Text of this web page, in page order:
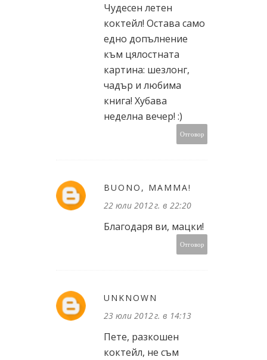
Чудесен летен
коктейл! Остава само
едно допълнение
към цялостната
картина: шезлонг,
чадър и любима
книга! Хубава
неделна вечер! :)
Отговор
BUONO, MAMMA!
22 юли 2012 г. в 22:20
Благодаря ви, мацки!
Отговор
UNKNOWN
23 юли 2012 г. в 14:13
Пете, разкошен
коктейл, не съм